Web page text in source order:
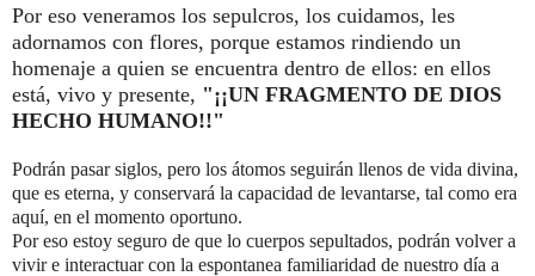
Por eso veneramos los sepulcros, los cuidamos, les
adornamos con flores, porque estamos rindiendo un
homenaje a quien se encuentra dentro de ellos: en ellos
está, vivo y presente, "¡¡UN FRAGMENTO DE DIOS
HECHO HUMANO!!"
Podrán pasar siglos, pero los átomos seguirán llenos de vida divina,
que es eterna, y conservará la capacidad de levantarse, tal como era
aquí, en el momento oportuno.
Por eso estoy seguro de que lo cuerpos sepultados, podrán volver a
vivir e interactuar con la espontanea familiaridad de nuestro día a